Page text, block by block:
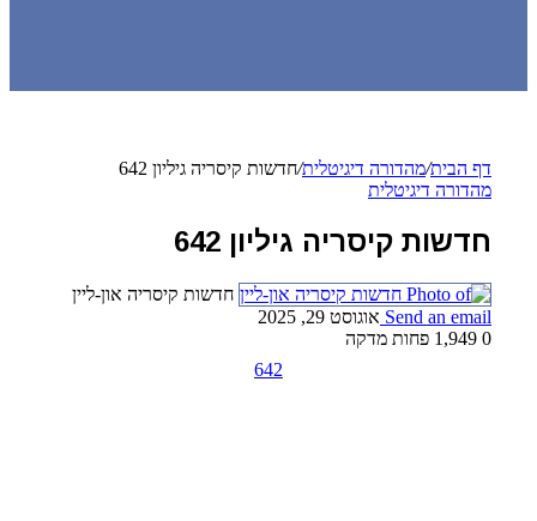
דף הבית/מהדורה דיגיטלית/חדשות קיסריה גיליון 642
מהדורה דיגיטלית
חדשות קיסריה גיליון 642
חדשות קיסריה און-ליין
Send an email אוגוסט 29, 2025
0
פחות מדקה
642